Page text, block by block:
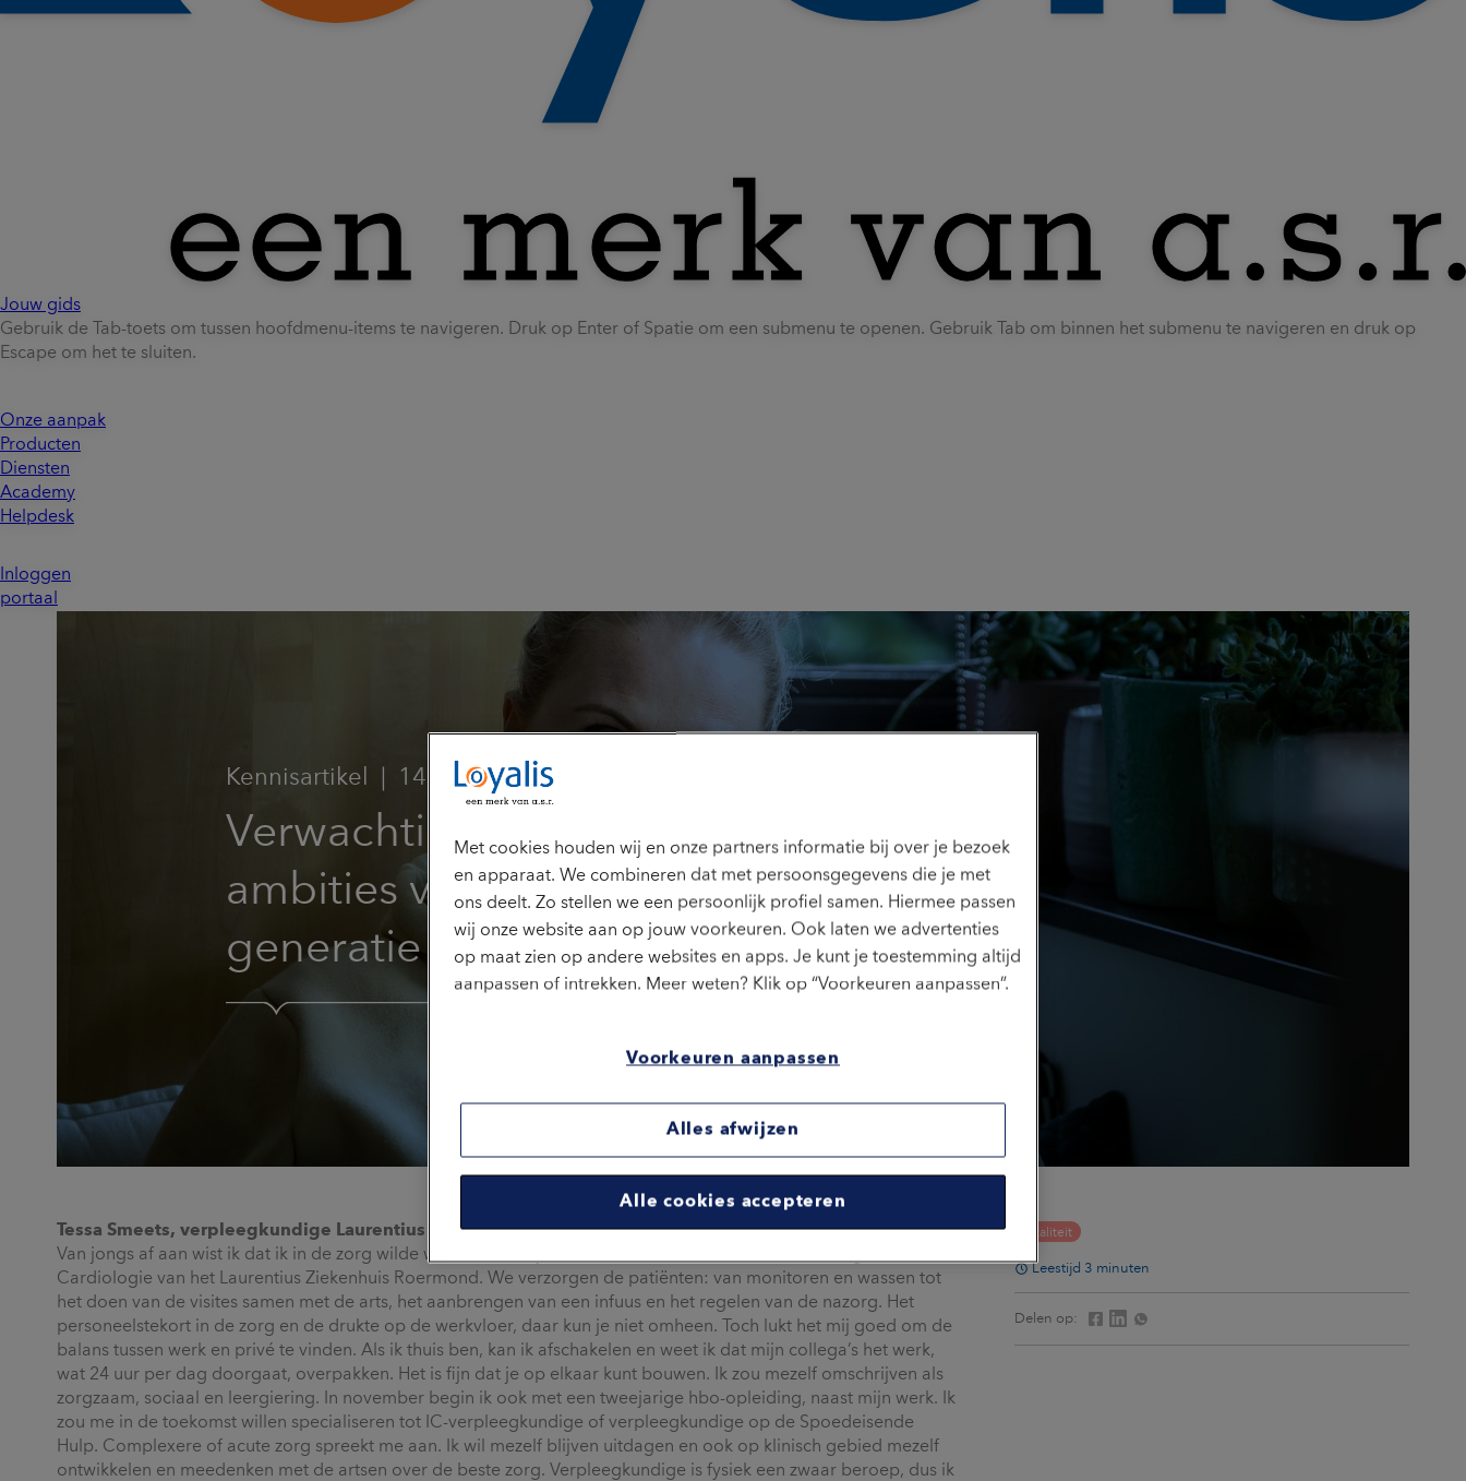
Jouw gids
Gebruik de Tab-toets om tussen hoofdmenu-items te navigeren. Druk op Enter of Spatie om een submenu te openen. Gebruik Tab om binnen het submenu te navigeren en druk op
Escape om het te sluiten.
Onze aanpak
Producten
Diensten
Academy
Helpdesk
Inloggen
portaal
Kennisartikel 14 juli 2022
Verwachtingen, wensen en
ambities van de nieuwe
generatie
Tessa Smeets, verpleegkundige Laurentius Ziekenhuis Roermond
Van jongs af aan wist ik dat ik in de zorg wilde werken. Sinds juni werk ik in vaste dienst op de afdeling
Cardiologie van het Laurentius Ziekenhuis Roermond. We verzorgen de patiënten: van monitoren en wassen tot
het doen van de visites samen met de arts, het aanbrengen van een infuus en het regelen van de nazorg. Het
personeelstekort in de zorg en de drukte op de werkvloer, daar kun je niet omheen. Toch lukt het mij goed om de
balans tussen werk en privé te vinden. Als ik thuis ben, kan ik afschakelen en weet ik dat mijn collega’s het werk,
wat 24 uur per dag doorgaat, overpakken. Het is fijn dat je op elkaar kunt bouwen. Ik zou mezelf omschrijven als
zorgzaam, sociaal en leergiering. In november begin ik ook met een tweejarige hbo-opleiding, naast mijn werk. Ik
zou me in de toekomst willen specialiseren tot IC-verpleegkundige of verpleegkundige op de Spoedeisende
Hulp. Complexere of acute zorg spreekt me aan. Ik wil mezelf blijven uitdagen en ook op klinisch gebied mezelf
ontwikkelen en meedenken met de artsen over de beste zorg. Verpleegkundige is fysiek een zwaar beroep, dus ik
Vitaliteit
Leestijd 3 minuten
Delen op:
Met cookies houden wij en onze partners informatie bij over je bezoek
en apparaat. We combineren dat met persoonsgegevens die je met
ons deelt. Zo stellen we een persoonlijk profiel samen. Hiermee passen
wij onze website aan op jouw voorkeuren. Ook laten we advertenties
op maat zien op andere websites en apps. Je kunt je toestemming altijd
aanpassen of intrekken. Meer weten? Klik op “Voorkeuren aanpassen”.
Voorkeuren aanpassen
Alles afwijzen
Alle cookies accepteren